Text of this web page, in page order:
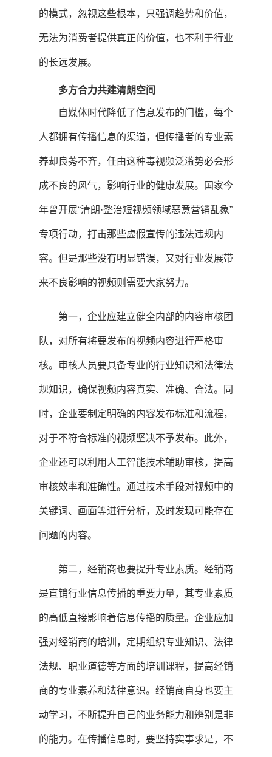
的模式，忽视这些根本，只强调趋势和价值，
无法为消费者提供真正的价值，也不利于行业
的长远发展。
多方合力共建清朗空间
自媒体时代降低了信息发布的门槛，每个
人都拥有传播信息的渠道，但传播者的专业素
养却良莠不齐，任由这种毒视频泛滥势必会形
成不良的风气，影响行业的健康发展。国家今
年曾开展“清朗·整治短视频领域恶意营销乱象”
专项行动，打击那些虚假宣传的违法违规内
容。但是那些没有明显错误，又对行业发展带
来不良影响的视频则需要大家努力。
第一，企业应建立健全内部的内容审核团
队，对所有将要发布的视频内容进行严格审
核。审核人员要具备专业的行业知识和法律法
规知识，确保视频内容真实、准确、合法。同
时，企业要制定明确的内容发布标准和流程，
对于不符合标准的视频坚决不予发布。此外，
企业还可以利用人工智能技术辅助审核，提高
审核效率和准确性。通过技术手段对视频中的
关键词、画面等进行分析，及时发现可能存在
问题的内容。
第二，经销商也要提升专业素质。经销商
是直销行业信息传播的重要力量，其专业素质
的高低直接影响着信息传播的质量。企业应加
强对经销商的培训，定期组织专业知识、法律
法规、职业道德等方面的培训课程，提高经销
商的专业素养和法律意识。经销商自身也要主
动学习，不断提升自己的业务能力和辨别是非
的能力。在传播信息时，要坚持实事求是，不